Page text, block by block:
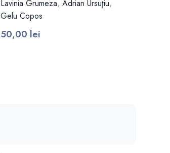
Lavinia Grumeza,Adrian Ursuţiu,
Gelu Copos
50,00 lei